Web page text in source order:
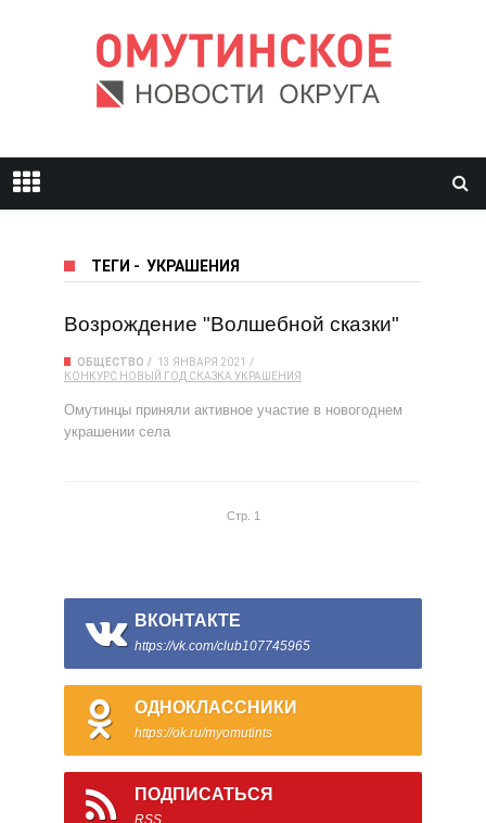
ТЕГИ - УКРАШЕНИЯ
Возрождение "Волшебной сказки"
ОБЩЕСТВО
13 ЯНВАРЯ 2021
КОНКУРС НОВЫЙ ГОД СКАЗКА УКРАШЕНИЯ
Омутинцы приняли активное участие в новогоднем
украшении села
Стр. 1
ВКОНТАКТЕ
https://vk.com/club107745965
ОДНОКЛАССНИКИ
https://ok.ru/myomutints
ПОДПИСАТЬСЯ
RSS